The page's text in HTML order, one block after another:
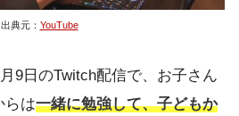
出典元： YouTube
9日のTwitch配信で、お子さん
らは一緒に勉強して、子どもか